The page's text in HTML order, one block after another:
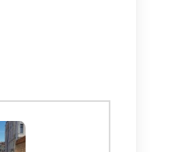
Anche
prestazioni dei